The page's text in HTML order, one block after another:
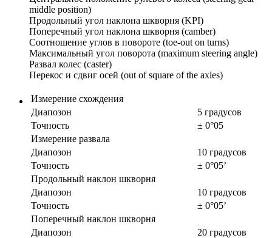
middle position)
Продольный угол наклона шкворня (KPI)
Поперечный угол наклона шкворня (camber)
Соотношение углов в повороте (toe-out on turns)
Максимальный угол поворота (maximum steering angle)
Развал колес (caster)
Перекос и сдвиг осей (out of square of the axles)
Измерение схождения
Диапозон
5 градусов
Точность
± 0°05
Измерение развала
Диапозон
10 градусов
Точность
± 0°05’
Продольный наклон шкворня
Диапозон
10 градусов
Точность
± 0°05’
Поперечный наклон шкворня
Диапозон
20 градусов